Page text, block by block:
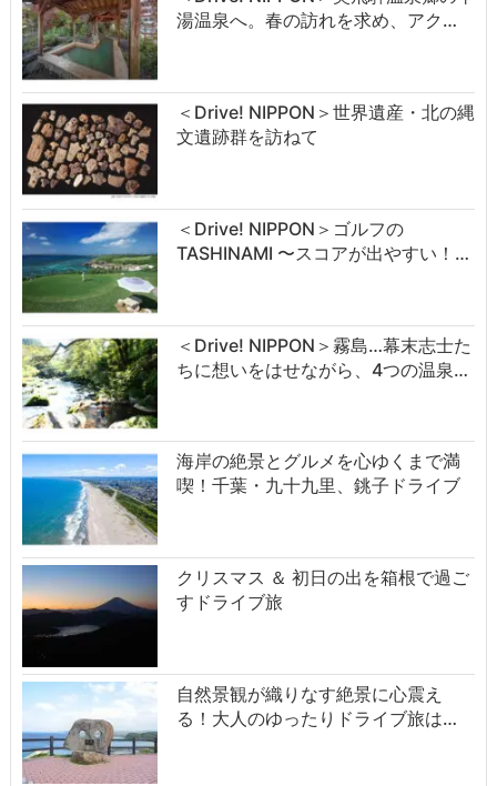
湯温泉へ。春の訪れを求め、アク…
＜Drive! NIPPON＞世界遺産・北の縄
文遺跡群を訪ねて
＜Drive! NIPPON＞ゴルフの
TASHINAMI 〜スコアが出やすい！…
＜Drive! NIPPON＞霧島…幕末志士た
ちに想いをはせながら、4つの温泉…
海岸の絶景とグルメを心ゆくまで満
喫！千葉・九十九里、銚子ドライブ
クリスマス ＆ 初日の出を箱根で過ご
すドライブ旅
自然景観が織りなす絶景に心震え
る！大人のゆったりドライブ旅は…